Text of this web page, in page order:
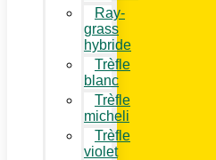
Ray-
grass
hybride
Trèfle
blanc
Trèfle
micheli
Trèfle
violet